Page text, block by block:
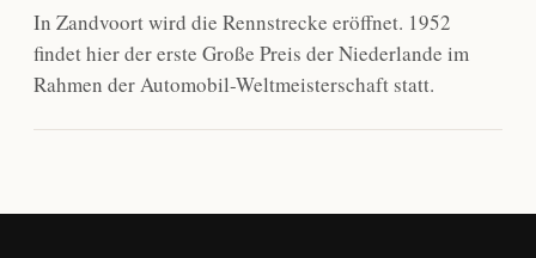
In Zandvoort wird die Rennstrecke eröffnet. 1952
findet hier der erste Große Preis der Niederlande im
Rahmen der Automobil-Weltmeisterschaft statt.